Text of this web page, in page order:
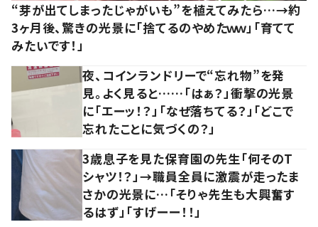
“芽が出てしまったじゃがいも”を植えてみたら…→約
3ヶ月後、驚きの光景に「捨てるのやめたｗｗ」「育てて
みたいです！」
夜、コインランドリーで“忘れ物”を発
見。よく見ると……「はぁ？」衝撃の光景
に「エーッ！？」「なぜ落ちてる？」「どこで
忘れたことに気づくの？」
3歳息子を見た保育園の先生「何そのT
シャツ！？」→職員全員に激震が走ったま
さかの光景に…「そりゃ先生も大興奮す
るはず」「すげーー！！」